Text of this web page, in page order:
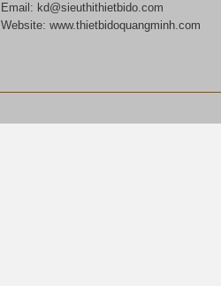
Email: kd@sieuthithietbido.com
Website: www.thietbidoquangminh.com